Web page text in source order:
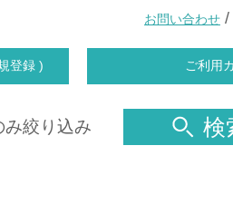
お問い合わせ /
登録 ) ご利用
み絞り込み 検